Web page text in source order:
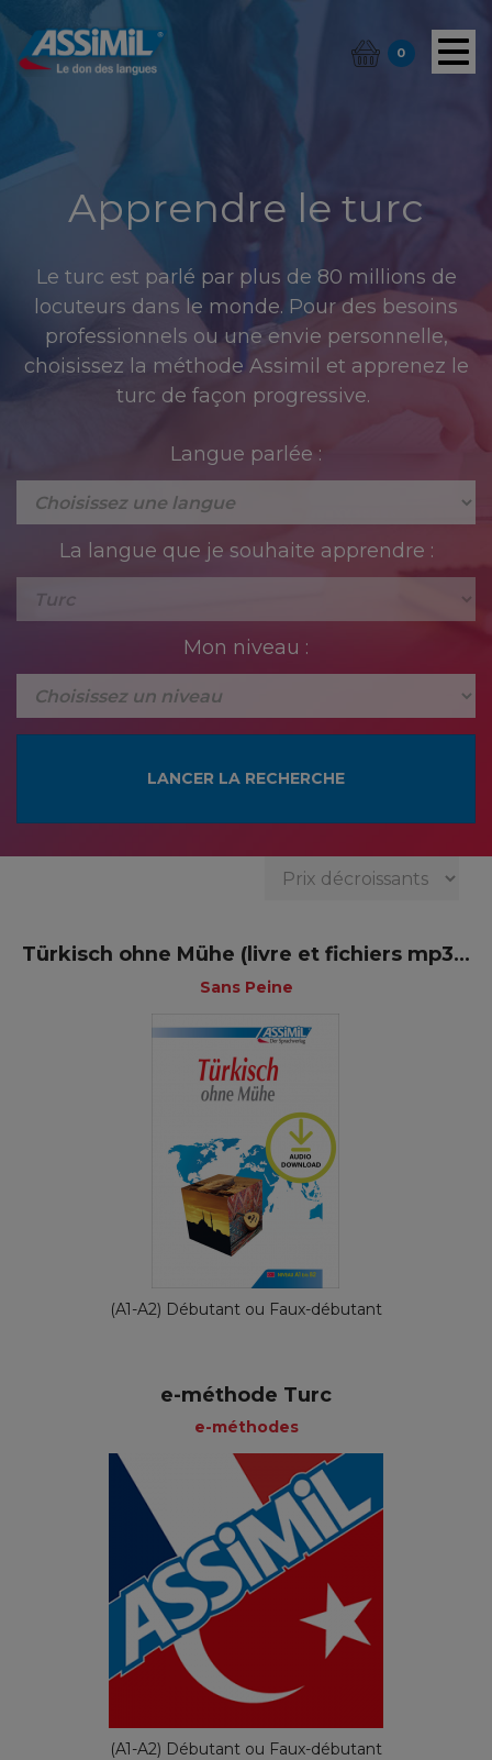
0
Apprendre le turc
Le turc est parlé par plus de 80 millions de
locuteurs dans le monde. Pour des besoins
professionnels ou une envie personnelle,
choisissez la méthode Assimil et apprenez le
turc de façon progressive.
Langue parlée :
La langue que je souhaite apprendre :
Mon niveau :
Türkisch ohne Mühe (livre et fichiers mp3...
Sans Peine
(A1-A2) Débutant ou Faux-débutant
e-méthode Turc
e-méthodes
(A1-A2) Débutant ou Faux-débutant